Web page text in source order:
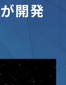
開発